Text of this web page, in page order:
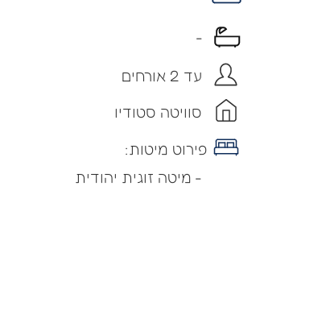
-
עד 2 אורחים
סוויטה סטודיו
פירוט מיטות:
- מיטה זוגית יהודית